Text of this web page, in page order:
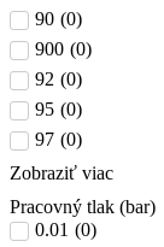
90 (0)
900 (0)
92 (0)
95 (0)
97 (0)
Zobraziť viac
Pracovný tlak (bar)
0.01 (0)